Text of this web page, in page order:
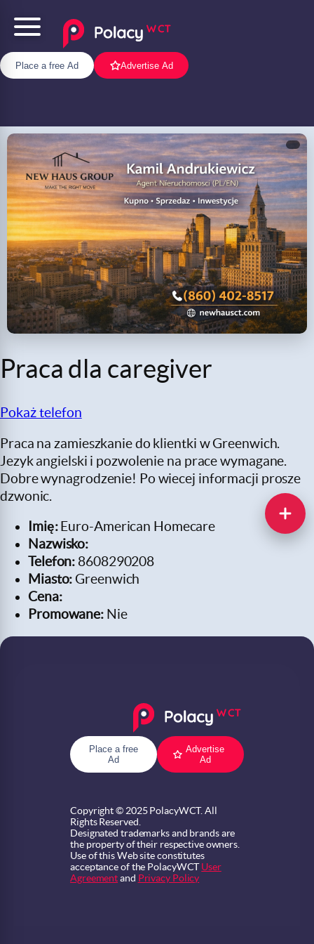
Place a free Ad Advertise Ad
Praca dla caregiver
Pokaż telefon
Praca na zamieszkanie do klientki w Greenwich.
Jezyk angielski i pozwolenie na prace wymagane.
Dobre wynagrodzenie! Po wiecej informacji prosze
dzwonic.
Imię:Euro-American Homecare
Nazwisko:
Telefon: 8608290208
Miasto: Greenwich
Cena:
Promowane: Nie
Place a free
Ad
Advertise
Ad
Copyright © 2025 PolacyWCT. All
Rights Reserved.
Designated trademarks and brands are
the property of their respective owners.
Use of this Web site constitutes
acceptance of the PolacyWCTUser
Agreementand Privacy Policy